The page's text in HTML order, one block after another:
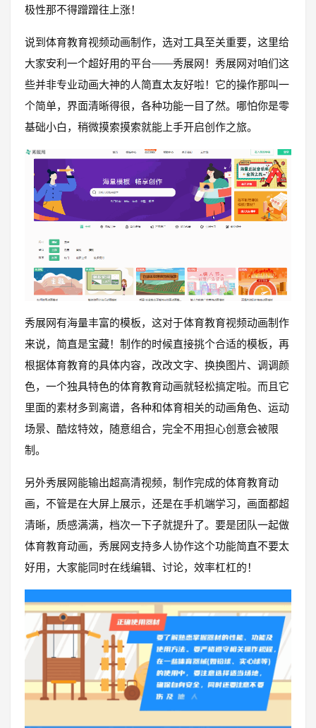
极性那不得蹭蹭往上涨！
说到体育教育视频动画制作，选对工具至关重要，这里给
大家安利一个超好用的平台——秀展网！秀展网对咱们这
些并非专业动画大神的人简直太友好啦！它的操作那叫一
个简单，界面清晰得很，各种功能一目了然。哪怕你是零
基础小白，稍微摸索摸索就能上手开启创作之旅。
秀展网有海量丰富的模板，这对于体育教育视频动画制作
来说，简直是宝藏！制作的时候直接挑个合适的模板，再
根据体育教育的具体内容，改改文字、换换图片、调调颜
色，一个独具特色的体育教育动画就轻松搞定啦。而且它
里面的素材多到离谱，各种和体育相关的动画角色、运动
场景、酷炫特效，随意组合，完全不用担心创意会被限
制。
另外秀展网能输出超高清视频，制作完成的体育教育动
画，不管是在大屏上展示，还是在手机端学习，画面都超
清晰，质感满满，档次一下子就提升了。要是团队一起做
体育教育动画，秀展网支持多人协作这个功能简直不要太
好用，大家能同时在线编辑、讨论，效率杠杠的！